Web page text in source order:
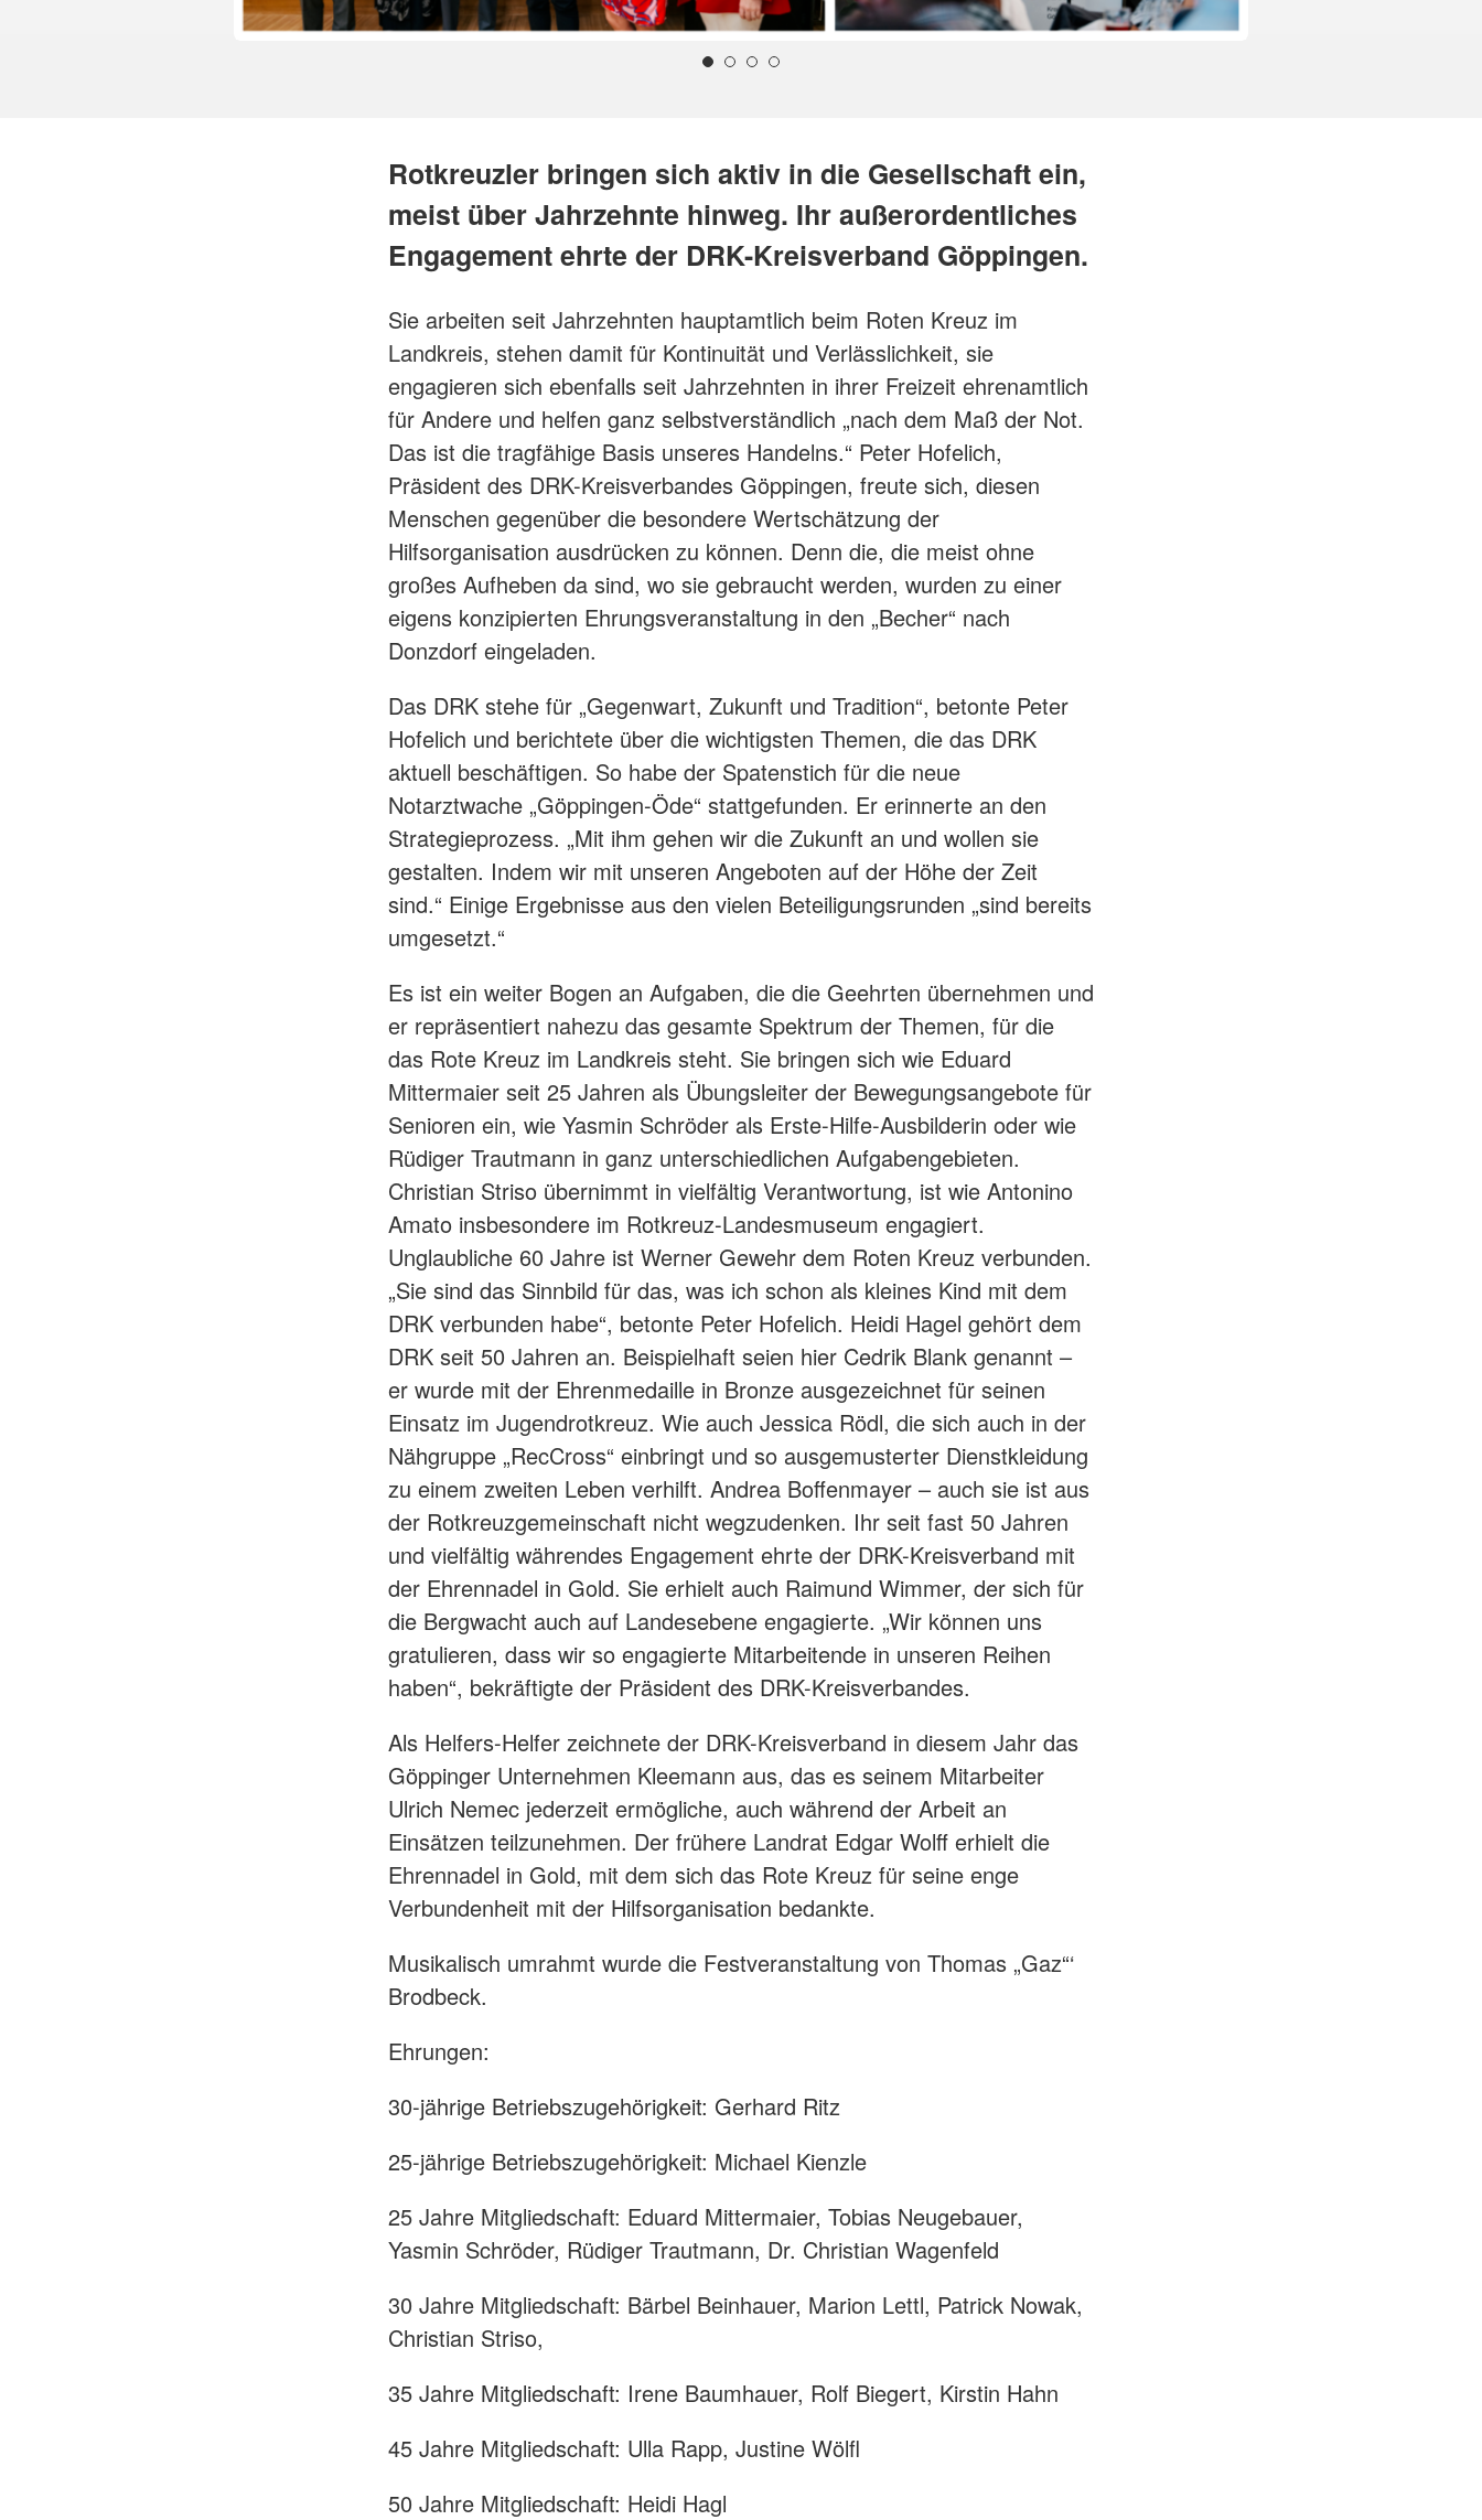
Rotkreuzler bringen sich aktiv in die Gesellschaft ein,
meist über Jahrzehnte hinweg. Ihr außerordentliches
Engagement ehrte der DRK-Kreisverband Göppingen.
Sie arbeiten seit Jahrzehnten hauptamtlich beim Roten Kreuz im
Landkreis, stehen damit für Kontinuität und Verlässlichkeit, sie
engagieren sich ebenfalls seit Jahrzehnten in ihrer Freizeit ehrenamtlich
für Andere und helfen ganz selbstverständlich „nach dem Maß der Not.
Das ist die tragfähige Basis unseres Handelns.“ Peter Hofelich,
Präsident des DRK-Kreisverbandes Göppingen, freute sich, diesen
Menschen gegenüber die besondere Wertschätzung der
Hilfsorganisation ausdrücken zu können. Denn die, die meist ohne
großes Aufheben da sind, wo sie gebraucht werden, wurden zu einer
eigens konzipierten Ehrungsveranstaltung in den „Becher“ nach
Donzdorf eingeladen.
Das DRK stehe für „Gegenwart, Zukunft und Tradition“, betonte Peter
Hofelich und berichtete über die wichtigsten Themen, die das DRK
aktuell beschäftigen. So habe der Spatenstich für die neue
Notarztwache „Göppingen-Öde“ stattgefunden. Er erinnerte an den
Strategieprozess. „Mit ihm gehen wir die Zukunft an und wollen sie
gestalten. Indem wir mit unseren Angeboten auf der Höhe der Zeit
sind.“ Einige Ergebnisse aus den vielen Beteiligungsrunden „sind bereits
umgesetzt.“
Es ist ein weiter Bogen an Aufgaben, die die Geehrten übernehmen und
er repräsentiert nahezu das gesamte Spektrum der Themen, für die
das Rote Kreuz im Landkreis steht. Sie bringen sich wie Eduard
Mittermaier seit 25 Jahren als Übungsleiter der Bewegungsangebote für
Senioren ein, wie Yasmin Schröder als Erste-Hilfe-Ausbilderin oder wie
Rüdiger Trautmann in ganz unterschiedlichen Aufgabengebieten.
Christian Striso übernimmt in vielfältig Verantwortung, ist wie Antonino
Amato insbesondere im Rotkreuz-Landesmuseum engagiert.
Unglaubliche 60 Jahre ist Werner Gewehr dem Roten Kreuz verbunden.
„Sie sind das Sinnbild für das, was ich schon als kleines Kind mit dem
DRK verbunden habe“, betonte Peter Hofelich. Heidi Hagel gehört dem
DRK seit 50 Jahren an. Beispielhaft seien hier Cedrik Blank genannt –
er wurde mit der Ehrenmedaille in Bronze ausgezeichnet für seinen
Einsatz im Jugendrotkreuz. Wie auch Jessica Rödl, die sich auch in der
Nähgruppe „RecCross“ einbringt und so ausgemusterter Dienstkleidung
zu einem zweiten Leben verhilft. Andrea Boffenmayer – auch sie ist aus
der Rotkreuzgemeinschaft nicht wegzudenken. Ihr seit fast 50 Jahren
und vielfältig währendes Engagement ehrte der DRK-Kreisverband mit
der Ehrennadel in Gold. Sie erhielt auch Raimund Wimmer, der sich für
die Bergwacht auch auf Landesebene engagierte. „Wir können uns
gratulieren, dass wir so engagierte Mitarbeitende in unseren Reihen
haben“, bekräftigte der Präsident des DRK-Kreisverbandes.
Als Helfers-Helfer zeichnete der DRK-Kreisverband in diesem Jahr das
Göppinger Unternehmen Kleemann aus, das es seinem Mitarbeiter
Ulrich Nemec jederzeit ermögliche, auch während der Arbeit an
Einsätzen teilzunehmen. Der frühere Landrat Edgar Wolff erhielt die
Ehrennadel in Gold, mit dem sich das Rote Kreuz für seine enge
Verbundenheit mit der Hilfsorganisation bedankte.
Musikalisch umrahmt wurde die Festveranstaltung von Thomas „Gaz“‘
Brodbeck.
Ehrungen:
30-jährige Betriebszugehörigkeit: Gerhard Ritz
25-jährige Betriebszugehörigkeit: Michael Kienzle
25 Jahre Mitgliedschaft: Eduard Mittermaier, Tobias Neugebauer,
Yasmin Schröder, Rüdiger Trautmann, Dr. Christian Wagenfeld
30 Jahre Mitgliedschaft: Bärbel Beinhauer, Marion Lettl, Patrick Nowak,
Christian Striso,
35 Jahre Mitgliedschaft: Irene Baumhauer, Rolf Biegert, Kirstin Hahn
45 Jahre Mitgliedschaft: Ulla Rapp, Justine Wölfl
50 Jahre Mitgliedschaft: Heidi Hagl